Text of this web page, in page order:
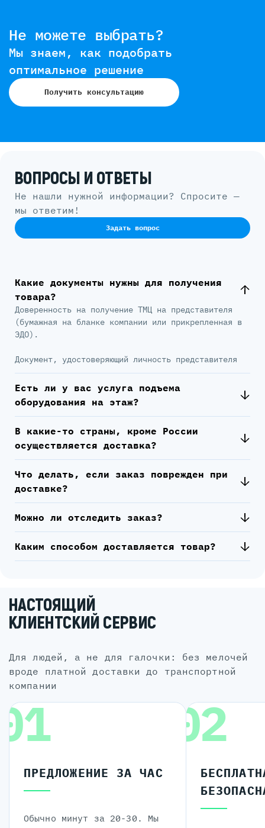
Не можете выбрать?
Мы знаем, как подобрать
оптимальное решение
Получить консультацию
ВОПРОСЫ И ОТВЕТЫ
Не нашли нужной информации? Спросите —
мы ответим!
Задать вопрос
Какие документы нужны для получения
товара?
Доверенность на получение ТМЦ на представителя
(бумажная на бланке компании или прикрепленная в
ЭДО).
Документ, удостоверяющий личность представителя
Есть ли у вас услуга подъема
оборудования на этаж?
В какие-то страны, кроме России
осуществляется доставка?
Что делать, если заказ поврежден при
доставке?
Можно ли отследить заказ?
Каким способом доставляется товар?
НАСТОЯЩИЙ
КЛИЕНТСКИЙ СЕРВИС
для людей, а не для галочки: без мелочей
вроде платной доставки до транспортной
компании
ПРЕДЛОЖЕНИЕ ЗА ЧАС
Обычно минут за 20-30. Мы
02